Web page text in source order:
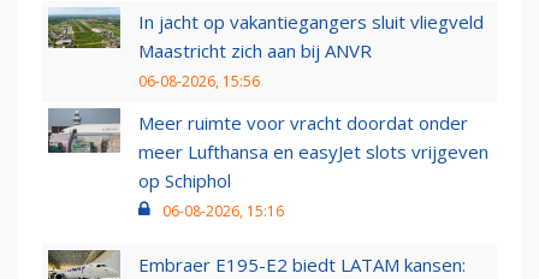
In jacht op vakantiegangers sluit vliegveld
Maastricht zich aan bij ANVR
06-08-2026, 15:56
Meer ruimte voor vracht doordat onder
meer Lufthansa en easyJet slots vrijgeven
op Schiphol
06-08-2026, 15:16
Embraer E195-E2 biedt LATAM kansen: